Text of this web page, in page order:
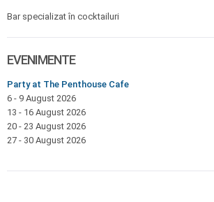
Bar specializat în cocktailuri
EVENIMENTE
Party at The Penthouse Cafe
6 - 9 August 2026
13 - 16 August 2026
20 - 23 August 2026
27 - 30 August 2026